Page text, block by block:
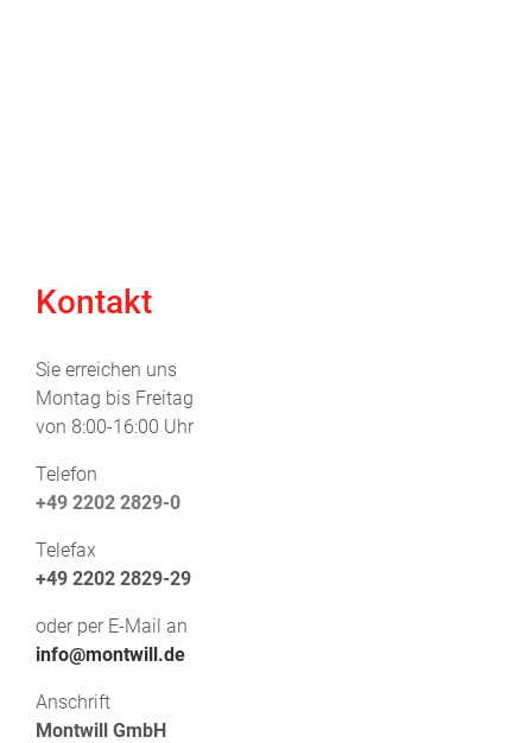
Kontakt
Sie erreichen uns
Montag bis Freitag
von 8:00-16:00 Uhr
Telefon
+49 2202 2829-0
Telefax
+49 2202 2829-29
oder per E-Mail an
info@montwill.de
Anschrift
Montwill GmbH